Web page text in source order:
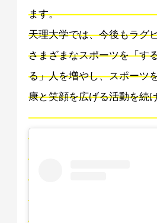
ます。
天理大学では、今後もラグ
さまざまなスポーツを「す
る」人を増やし、スポーツ
康と笑顔を広げる活動を続